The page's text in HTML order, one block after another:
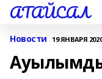
АТАЙСАЛ
Новости 19 ЯНВАРЯ